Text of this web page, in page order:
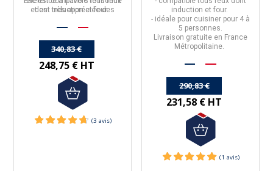
et est très appréciée des
dont induction et four.
340,83 €
248,75 € HT
induction et four.
- idéale pour cuisiner pour 4 à
5 personnes
Livraison gratuite en France
Métropolitaine.
290,83 €
231,58 € HT